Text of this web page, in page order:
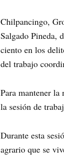
Chilpancingo,
Salgado Pineda,
ciento en los
del trabajo
Para mantener
la sesión de
Durante esta
agrario que se